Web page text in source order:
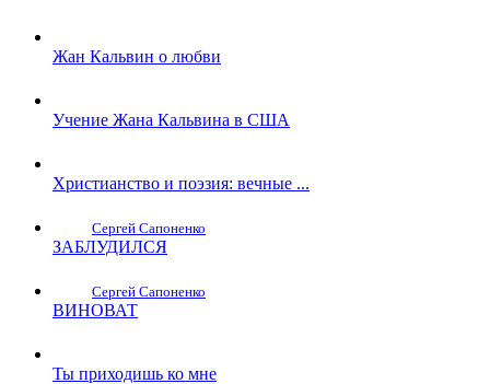
Жан Кальвин о любви
Учение Жана Кальвина в США
Христианство и поэзия: вечные ...
Сергей Сапоненко
ЗАБЛУДИЛСЯ
Сергей Сапоненко
ВИНОВАТ
Ты приходишь ко мне